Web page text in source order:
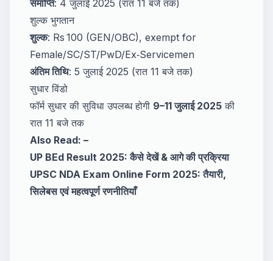
समाप्ति: 4 जुलाई 2025 (रात 11 बजे तक)
शुल्क भुगतान
शुल्क: Rs 100 (GEN/OBC), exempt for
Female/SC/ST/PwD/Ex‑Servicemen
अंतिम तिथि: 5 जुलाई 2025 (रात 11 बजे तक)
सुधार विंडो
फॉर्म सुधार की सुविधा उपलब्ध होगी 9–11 जुलाई 2025 की
रात 11 बजे तक
Also Read: –
UP BEd Result 2025: कैसे देखें & आगे की प्रक्रिया
UPSC NDA Exam Online Form 2025: तैयारी,
सिलेबस एवं महत्वपूर्ण रणनीतियाँ